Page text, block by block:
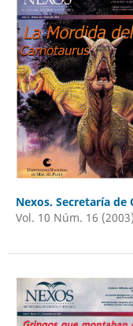
Nexos. Secretaría de
Vol. 10 Núm. 16 (2003)